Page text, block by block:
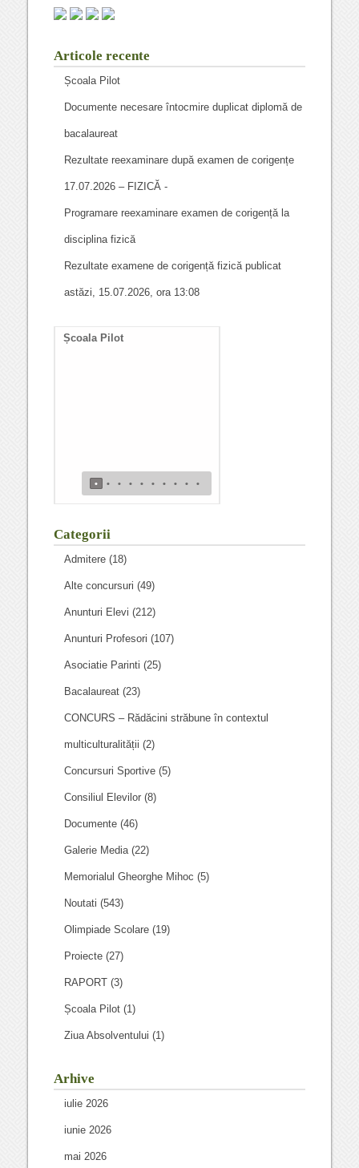
Articole recente
Școala Pilot
Documente necesare întocmire duplicat diplomă de
bacalaureat
Rezultate reexaminare după examen de corigențe
17.07.2026 – FIZICĂ -
Programare reexaminare examen de corigență la
disciplina fizică
Rezultate examene de corigență fizică publicat
astăzi, 15.07.2026, ora 13:08
Școala Pilot
• • • • • • • • • •
Categorii
Admitere (18)
Alte concursuri (49)
Anunturi Elevi (212)
Anunturi Profesori (107)
Asociatie Parinti (25)
Bacalaureat (23)
CONCURS – Rădăcini străbune în contextul
multiculturalității (2)
Concursuri Sportive (5)
Consiliul Elevilor (8)
Documente (46)
Galerie Media(22)
Memorialul Gheorghe Mihoc (5)
Noutati (543)
Olimpiade Scolare (19)
Proiecte (27)
RAPORT (3)
Școala Pilot (1)
Ziua Absolventului (1)
Arhive
iulie 2026
iunie 2026
mai 2026